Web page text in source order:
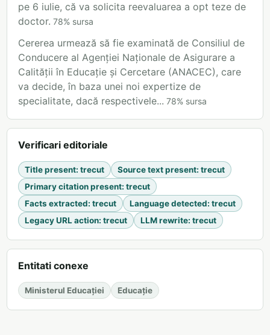
pe 6 iulie, că va solicita reevaluarea a opt teze de
doctor. 78% sursa
Cererea urmează să fie examinată de Consiliul de
Conducere al Agenției Naționale de Asigurare a
Calității în Educație și Cercetare (ANACEC), care
va decide, în baza unei noi expertize de
specialitate, dacă respectivele... 78% sursa
Verificari editoriale
Title present: trecut Source text present: trecut
Primary citation present: trecut
Facts extracted: trecut Language detected: trecut
Legacy URL action: trecut LLM rewrite: trecut
Entitati conexe
Ministerul Educației Educație